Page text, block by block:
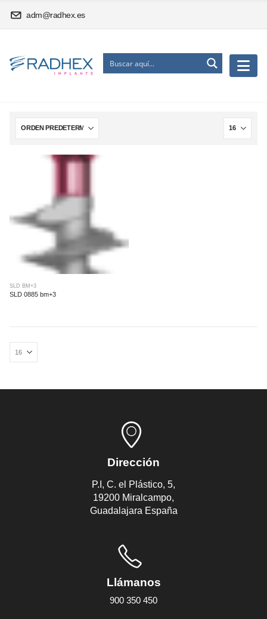
adm@radhex.es
SLD BM+3
SLD 0885 bm+3
Dirección
P.I, C. el Plástico, 5,
19200 Miralcampo,
Guadalajara España
Llámanos
900 350 450